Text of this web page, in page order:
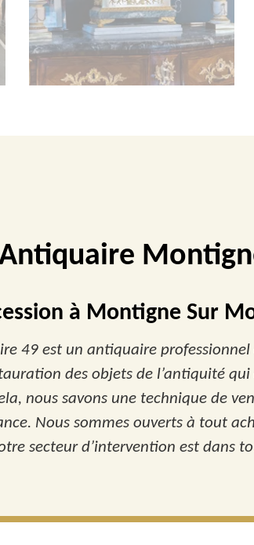
à Montigne Sur
49 est un antiquaire
des objets de l’antiquité
nous savons une technique de
Nous sommes ouverts à tout
secteur d’intervention est dans